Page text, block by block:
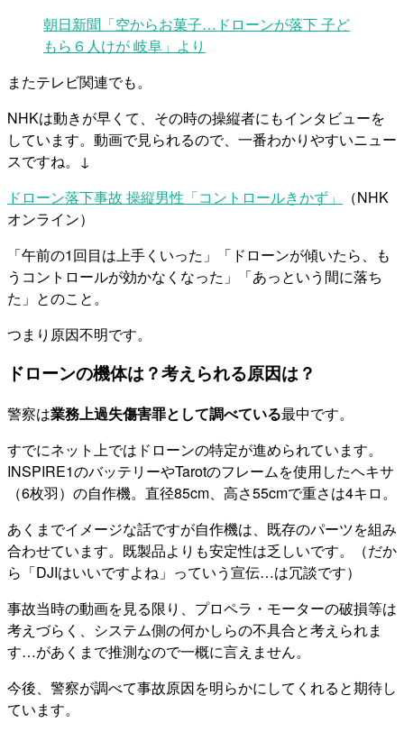
朝日新聞「空からお菓子…ドローンが落下 子ど
もら６人けが 岐阜」より
またテレビ関連でも。
NHKは動きが早くて、その時の操縦者にもインタビューを
しています。動画で見られるので、一番わかりやすいニュー
スですね。↓
ドローン落下事故 操縦男性「コントロールきかず」
（NHK
オンライン）
「午前の1回目は上手くいった」「ドローンが傾いたら、も
うコントロールが効かなくなった」「あっという間に落ち
た」とのこと。
つまり原因不明です。
ドローンの機体は？考えられる原因は？
警察は業務上過失傷害罪として調べている最中です。
すでにネット上ではドローンの特定が進められています。
INSPIRE1のバッテリーやTarotのフレームを使用したヘキサ
（6枚羽）の自作機。直径85cm、高さ55cmで重さは4キロ。
あくまでイメージな話ですが自作機は、既存のパーツを組み
合わせています。既製品よりも安定性は乏しいです。（だか
ら「DJIはいいですよね」っていう宣伝…は冗談です）
事故当時の動画を見る限り、プロペラ・モーターの破損等は
考えづらく、システム側の何かしらの不具合と考えられま
す…があくまで推測なので一概に言えません。
今後、警察が調べて事故原因を明らかにしてくれると期待し
ています。